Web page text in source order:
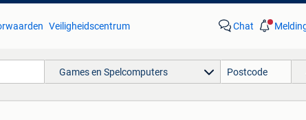
Veiligheidscentrum Chat
Games en Spelcomputers